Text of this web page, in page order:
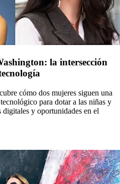
la intersección
cómo dos mujeres siguen una
para dotar a las niñas y
y oportunidades en el